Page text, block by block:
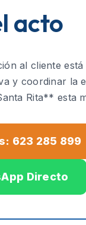
acto
al cliente está
y coordinar la
Rita** esta
623 285 899
Directo